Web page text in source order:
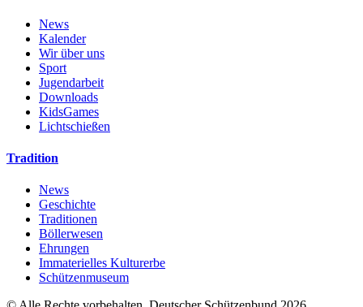
News
Kalender
Wir über uns
Sport
Jugendarbeit
Downloads
KidsGames
Lichtschießen
Tradition
News
Geschichte
Traditionen
Böllerwesen
Ehrungen
Immaterielles Kulturerbe
Schützenmuseum